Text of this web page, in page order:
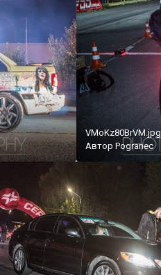
VMoKz80BrVM.jpg
Автор Pogranec